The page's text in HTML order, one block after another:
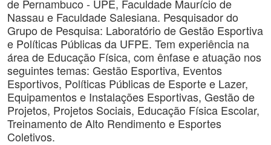
de Pernambuco - UPE, Faculdade Maurício de
Nassau e Faculdade Salesiana. Pesquisador do
Grupo de Pesquisa: Laboratório de Gestão Esportiva
e Políticas Públicas da UFPE. Tem experiência na
área de Educação Física, com ênfase e atuação nos
seguintes temas: Gestão Esportiva, Eventos
Esportivos, Políticas Públicas de Esporte e Lazer,
Equipamentos e Instalações Esportivas, Gestão de
Projetos, Projetos Sociais, Educação Física Escolar,
Treinamento de Alto Rendimento e Esportes
Coletivos.